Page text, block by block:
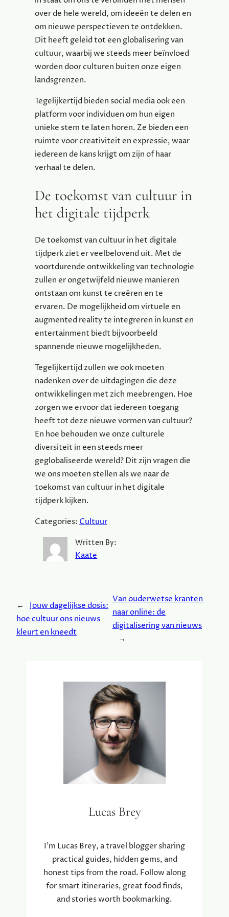
over de hele wereld, om ideeën te delen en
om nieuwe perspectieven te ontdekken.
Dit heeft geleid tot een globalisering van
cultuur, waarbij we steeds meer beïnvloed
worden door culturen buiten onze eigen
landsgrenzen.
Tegelijkertijd bieden social media ook een
platform voor individuen om hun eigen
unieke stem te laten horen. Ze bieden een
ruimte voor creativiteit en expressie, waar
iedereen de kans krijgt om zijn of haar
verhaal te delen.
De toekomst van cultuur in
het digitale tijdperk
De toekomst van cultuur in het digitale
tijdperk ziet er veelbelovend uit. Met de
voortdurende ontwikkeling van technologie
zullen er ongetwijfeld nieuwe manieren
ontstaan om kunst te creëren en te
ervaren. De mogelijkheid om virtuele en
augmented reality te integreren in kunst en
entertainment biedt bijvoorbeeld
spannende nieuwe mogelijkheden.
Tegelijkertijd zullen we ook moeten
nadenken over de uitdagingen die deze
ontwikkelingen met zich meebrengen. Hoe
zorgen we ervoor dat iedereen toegang
heeft tot deze nieuwe vormen van cultuur?
En hoe behouden we onze culturele
diversiteit in een steeds meer
geglobaliseerde wereld? Dit zijn vragen die
we ons moeten stellen als we naar de
toekomst van cultuur in het digitale
tijdperk kijken.
Categories:Cultuur
Written By:
Kaate
←
Jouw dagelijkse dosis:
hoe cultuur ons nieuws
kleurt en kneedt
Van ouderwetse kranten
naar online: de
digitalisering van nieuws
→
Lucas Brey
I’m Lucas Brey, a travel blogger sharing
practical guides, hidden gems, and
honest tips from the road. Follow along
for smart itineraries, great food finds,
and stories worth bookmarking.